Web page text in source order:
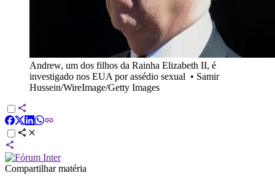
Andrew, um dos filhos da Rainha Elizabeth II, é
investigado nos EUA por assédio sexual • Samir
Hussein/WireImage/Getty Images
Compartilhar matéria